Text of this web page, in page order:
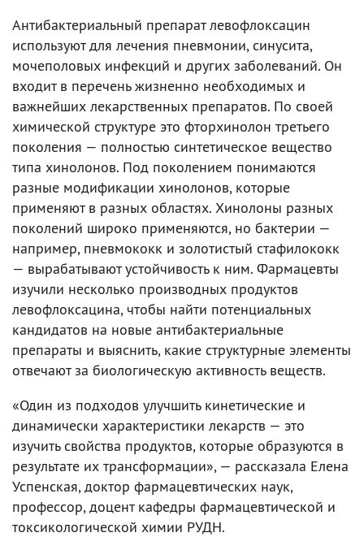
Антибактериальный препарат левофлоксацин
используют для лечения пневмонии, синусита,
мочеполовых инфекций и других заболеваний. Он
входит в перечень жизненно необходимых и
важнейших лекарственных препаратов. По своей
химической структуре это фторхинолон третьего
поколения — полностью синтетическое вещество
типа хинолонов. Под поколением понимаются
разные модификации хинолонов, которые
применяют в разных областях. Хинолоны разных
поколений широко применяются, но бактерии —
например, пневмококк и золотистый стафилококк
— вырабатывают устойчивость к ним. Фармацевты
изучили несколько производных продуктов
левофлоксацина, чтобы найти потенциальных
кандидатов на новые антибактериальные
препараты и выяснить, какие структурные элементы
отвечают за биологическую активность веществ.
«Один из подходов улучшить кинетические и
динамически характеристики лекарств — это
изучить свойства продуктов, которые образуются в
результате их трансформации», — рассказала Елена
Успенская, доктор фармацевтических наук,
профессор, доцент кафедры фармацевтической и
токсикологической химии РУДН.